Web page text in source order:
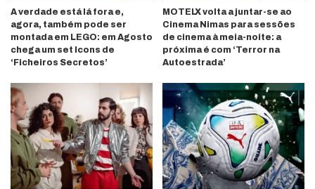
A verdade está lá fora e,
agora, também pode ser
montada em LEGO: em Agosto
chega um set Icons de
‘Ficheiros Secretos’
MOTELX volta a juntar-se ao
Cinema Nimas para sessões
de cinema à meia-noite: a
próxima é com ‘Terror na
Autoestrada’